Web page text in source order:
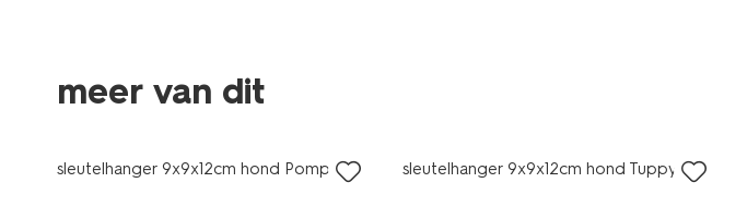
meer van dit
sleutelhanger 9x9x12cm hond Pompom sleutelhanger 9x9x12cm hond Tuppy